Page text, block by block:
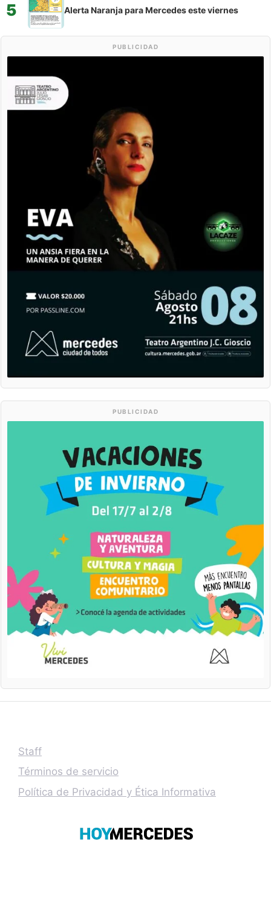
5 Alerta Naranja para Mercedes este viernes
PUBLICIDAD
PUBLICIDAD
Staff
Términos de servicio
Política de Privacidad y Ética Informativa